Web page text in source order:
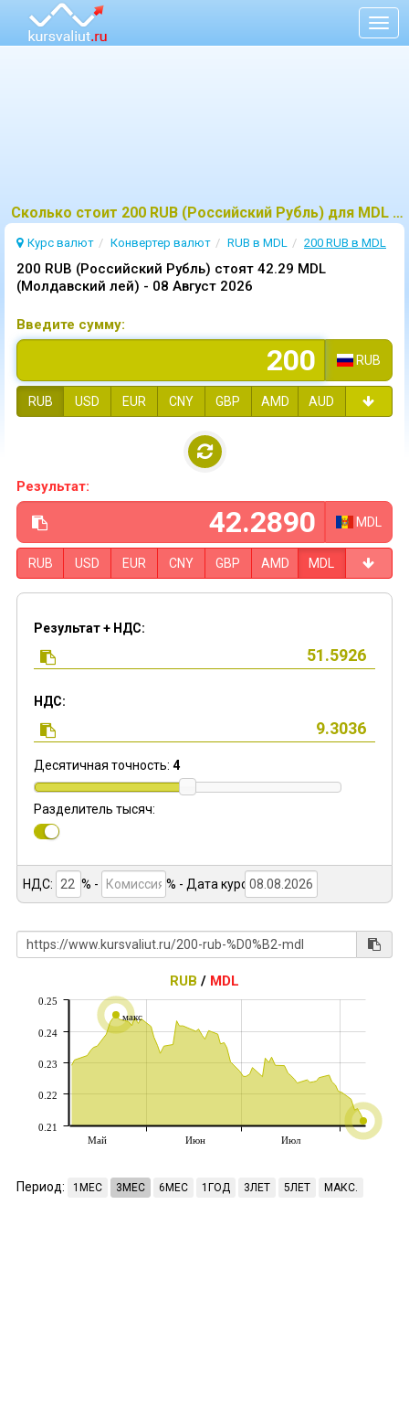
Сколько стоит 200 RUB (Российский Рубль) для MDL (Молдавский лей)?
Курс валют Конвертер валют RUB в MDL 200 RUB в MDL
200 RUB (Российский Рубль) стоят 42.29 MDL
(Молдавский лей) - 08 Август 2026
Введите сумму:
RUB
RUB USD EUR CNY GBP AMD AUD
Результат:
MDL
RUB USD EUR CNY GBP AMD MDL
Результат + НДС:
НДС:
Десятичная точность: 4
Разделитель тысяч:
НДС: % - % - Дата курса:
RUB / MDL
макс
Май Июн Июл
0.21
0.22
0.23
0.24
0.25
Период: 1МЕС 3МЕС 6МЕС 1ГОД 3ЛЕТ 5ЛЕТ МАКС.